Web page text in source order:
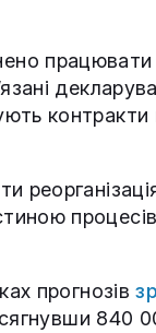
працювати
контракти
процесів
прогнозів
сягнувши 840